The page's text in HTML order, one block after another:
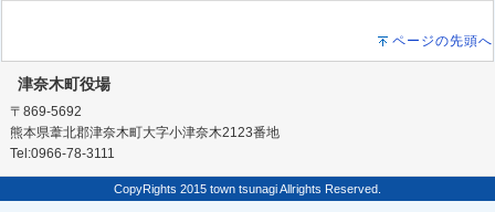
ページの先頭へ
津奈木町役場
〒869-5692
熊本県葦北郡津奈木町大字小津奈木2123番地
Tel:0966-78-3111
CopyRights 2015 town tsunagi Allrights Reserved.